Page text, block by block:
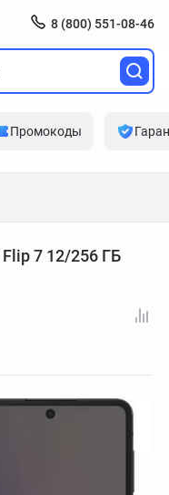
8 (800) 551-08-46
Промокоды
7 12/256 ГБ